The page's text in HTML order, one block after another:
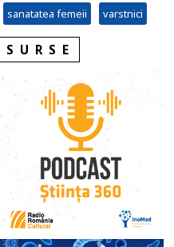
sanatatea femeii varstnici